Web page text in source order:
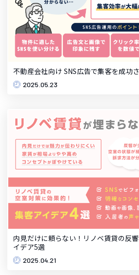
不動産会社向け SNS広告で集客を成功
2025.05.23
内見だけに頼らない！リノベ賃貸の反
イデア5選
2025.04.21